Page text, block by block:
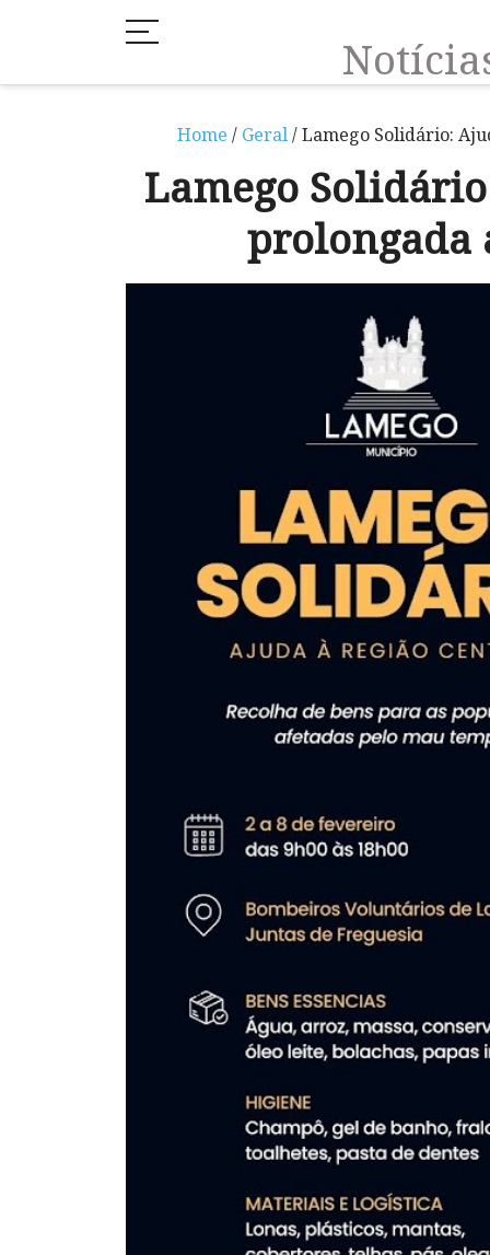
Home / Geral/ Lamego Solidário:
Lamego
prolongada